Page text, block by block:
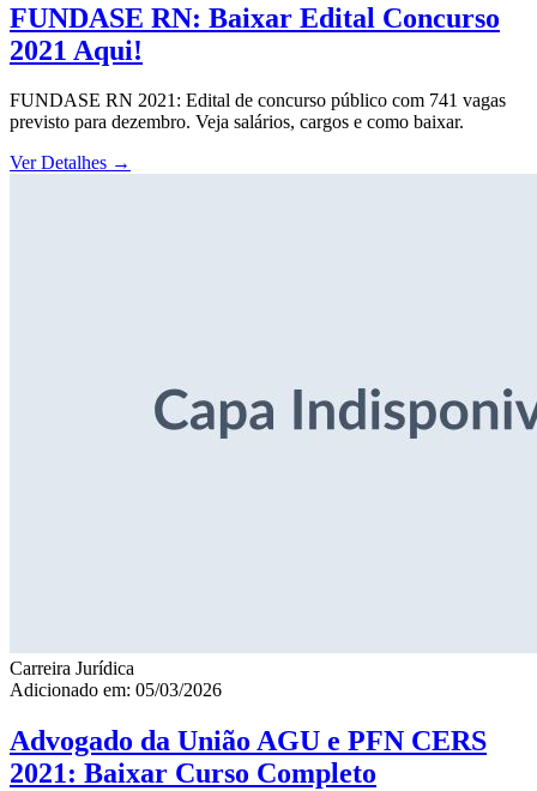
FUNDASE RN: Baixar Edital Concurso
2021 Aqui!
FUNDASE RN 2021: Edital de concurso público com 741 vagas
previsto para dezembro. Veja salários, cargos e como baixar.
Ver Detalhes →
Carreira Jurídica
Adicionado em: 05/03/2026
Advogado da União AGU e PFN CERS
2021: Baixar Curso Completo